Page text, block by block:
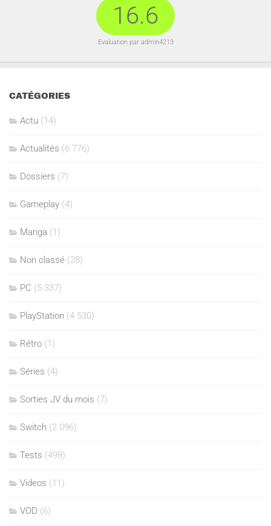
16.6
Evaluation par admin4213
CATÉGORIES
Actu (14)
Actualités (6 776)
Dossiers (7)
Gameplay (4)
Manga (1)
Non classé (28)
PC (5 337)
PlayStation (4 530)
Rétro (1)
Séries (4)
Sorties JV du mois (7)
Switch (2 096)
Tests (498)
Videos (11)
VOD (6)